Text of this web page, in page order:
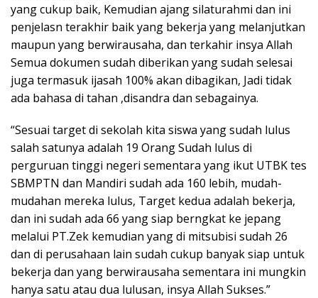
yang cukup baik, Kemudian ajang silaturahmi dan ini
penjelasn terakhir baik yang bekerja yang melanjutkan
maupun yang berwirausaha, dan terkahir insya Allah
Semua dokumen sudah diberikan yang sudah selesai
juga termasuk ijasah 100% akan dibagikan, Jadi tidak
ada bahasa di tahan ,disandra dan sebagainya.
“Sesuai target di sekolah kita siswa yang sudah lulus
salah satunya adalah 19 Orang Sudah lulus di
perguruan tinggi negeri sementara yang ikut UTBK tes
SBMPTN dan Mandiri sudah ada 160 lebih, mudah-
mudahan mereka lulus, Target kedua adalah bekerja,
dan ini sudah ada 66 yang siap berngkat ke jepang
melalui PT.Zek kemudian yang di mitsubisi sudah 26
dan di perusahaan lain sudah cukup banyak siap untuk
bekerja dan yang berwirausaha sementara ini mungkin
hanya satu atau dua lulusan, insya Allah Sukses.”